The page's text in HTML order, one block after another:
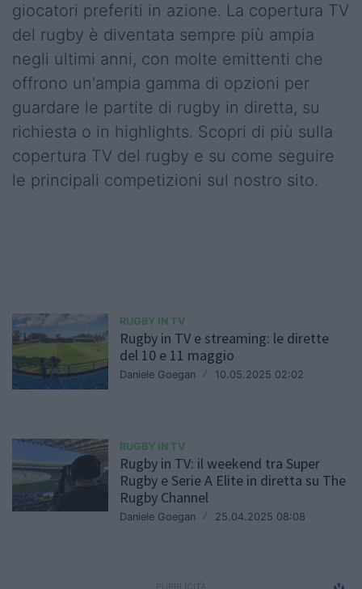
giocatori preferiti in azione. La copertura TV
del rugby è diventata sempre più ampia
negli ultimi anni, con molte emittenti che
offrono un'ampia gamma di opzioni per
guardare le partite di rugby in diretta, su
richiesta o in highlights. Scopri di più sulla
copertura TV del rugby e su come seguire
le principali competizioni sul nostro sito.
RUGBY IN TV
Rugby in TV e streaming: le dirette
del 10 e 11 maggio
Daniele Goegan / 10.05.2025 02:02
RUGBY IN TV
Rugby in TV: il weekend tra Super
Rugby e Serie A Elite in diretta su The
Rugby Channel
Daniele Goegan / 25.04.2025 08:08